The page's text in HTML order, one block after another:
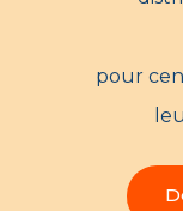
pour